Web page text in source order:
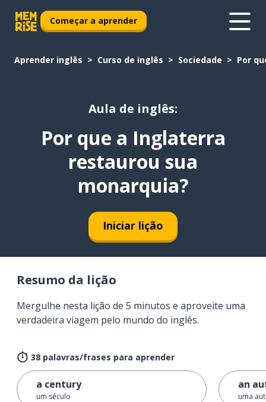
Começar a aprender
Aprender inglês Curso de inglês Sociedade Por
Aula de inglês:
Por que a Inglaterra
restaurou sua
monarquia?
Iniciar lição
Resumo da lição
Mergulhe nesta lição de 5 minutos e aproveite uma
verdadeira viagem pelo mundo do inglês.
38 palavras/frases para aprender
a century
um século
an
uma